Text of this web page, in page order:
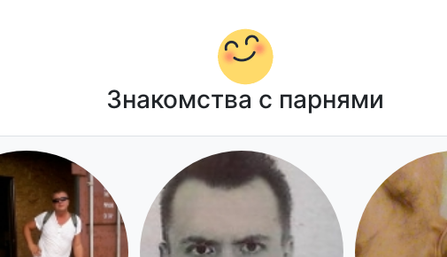
Знакомства с парнями